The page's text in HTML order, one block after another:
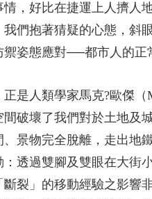
，好比在捷運上人擠人
們抱著猜疑的心態，斜
姿態應對──都市人的正
是人類學家馬克?歐傑
破壞了我們對於土地及
景物完全脫離，走出地
透過雙腳及雙眼在大街
裂」的移動經驗之影響